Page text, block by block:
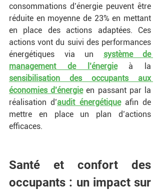
consommations d’énergie peuvent être
réduite en moyenne de 23% en mettant
en place des actions adaptées. Ces
actions vont du suivi des performances
énergétiques via un système de
management de l’énergie
sensibilisation des occupants aux
économies d’énergie en passant par la
réalisation d’audit énergétique afin de
mettre en place un plan d’actions
efficaces.
Santé et confort des
occupants : un impact sur